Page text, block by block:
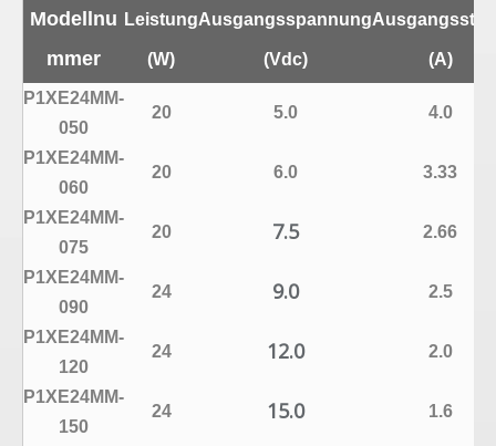
Modellnu
mmer
Leistung
(W)
Ausgangsspannung
(Vdc) (A)
P1XE24MM-
050
20 5.0 4.0
P1XE24MM-
060
20 6.0 3.33
P1XE24MM-
075
20 7.5 2.66
P1XE24MM-
090
24 9.0 2.5
P1XE24MM-
120
24 12.0 2.0
P1XE24MM-
150
24 15.0 1.6